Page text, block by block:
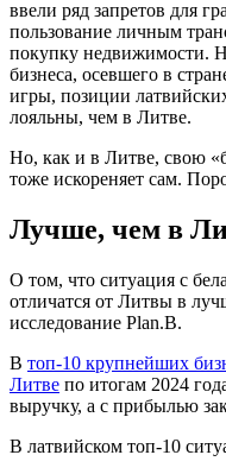
ввели ряд запретов для
пользование личным
покупку недвижимости.
бизнеса, осевшего в
игры, позиции
лояльны, чем в Литве.
Но, как и в Литве, свою
тоже искореняет сам.
Лучше, чем в
О том, что ситуация с
отличатся от Литвы в
исследование Plan.B.
В топ-10 крупнейших
Литве по итогам 2024
выручку, а с прибылью
В латвийском топ-10